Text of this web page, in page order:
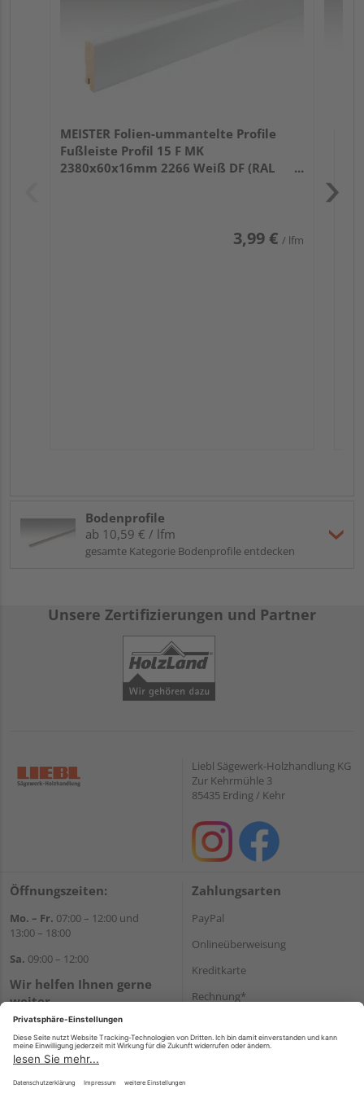
MEISTER Folien-ummantelte Profile
Fußleiste Profil 15 F MK
2380x60x16mm 2266 Weiß DF (RAL
3,99 € / lfm
Bodenprofile
ab 10,59 € / lfm
gesamte Kategorie Bodenprofile entdecken
Unsere Zertifizierungen und Partner
Liebl Sägewerk-Holzhandlung KG
Zur Kehrmühle 3
85435 Erding / Kehr
Öffnungszeiten:
Mo. – Fr. 07:00 – 12:00 und
13:00 – 18:00
Sa. 09:00 – 12:00
Wir helfen Ihnen gerne
weiter
Tel.:+49 8122 14197
E-Mail:vertrieb@holz-liebl.de
Zahlungsarten
PayPal
Onlineüberweisung
Kreditkarte
Rechnung*
Versand